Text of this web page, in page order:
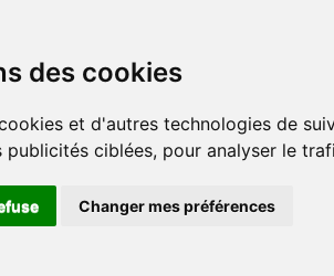
des cookies
et d'autres technologies de
publicités ciblées, pour analyser le
Changer mes préférences